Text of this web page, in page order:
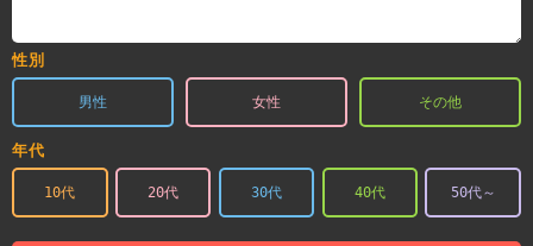
性別
男性 女性 その他
年代
10代 20代 30代 40代 50代～